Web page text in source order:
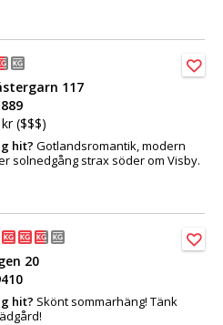
117
($$$)
hit? Gotlandsromantik, modern
solnedgång strax söder om Visby.
20
hit? Skönt sommarhäng! Tänk